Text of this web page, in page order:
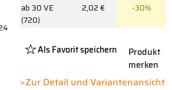
ab 30 VE
(720)
2,02 € -30%
Als Favorit speichern
Button
Produkt
merken
>Zur Detail und Variantenansicht